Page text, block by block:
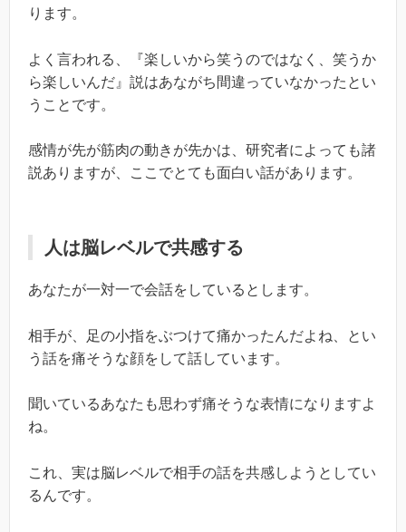
ります。
よく言われる、『楽しいから笑うのではなく、笑うか
ら楽しいんだ』説はあながち間違っていなかったとい
うことです。
感情が先が筋肉の動きが先かは、研究者によっても諸
説ありますが、ここでとても面白い話があります。
人は脳レベルで共感する
あなたが一対一で会話をしているとします。
相手が、足の小指をぶつけて痛かったんだよね、とい
う話を痛そうな顔をして話しています。
聞いているあなたも思わず痛そうな表情になりますよ
ね。
これ、実は脳レベルで相手の話を共感しようとしてい
るんです。